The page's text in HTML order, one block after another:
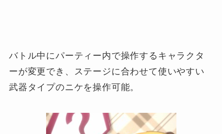
バトル中にパーティー内で操作するキャラクタ
ーが変更でき、ステージに合わせて使いやすい
武器タイプのニケを操作可能。